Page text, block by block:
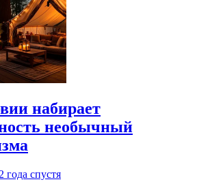
набирает
необычный
2 года спустя